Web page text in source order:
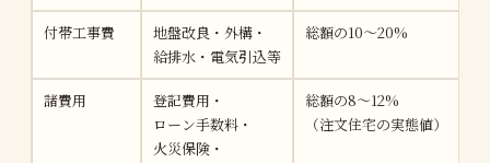
付帯工事費
地盤改良・外構・
給排水・電気引込等
総額の10〜20%
諸費用
登記費用・
ローン手数料・
火災保険・
総額の8〜12%
（注文住宅の実態値）